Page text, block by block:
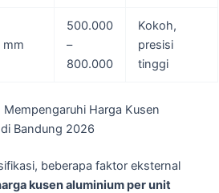
mm
500.000
–
800.000
Kokoh,
presisi
tinggi
Harga Kusen
Bandung 2026
beberapa faktor eksternal
kusen aluminium per unit